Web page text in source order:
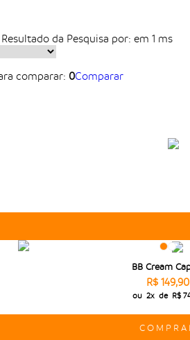
Resultado da Pesquisa por: em 1 ms
comparar: 0Comparar
BB Cream
R$ 149,90
ou 2x de R$